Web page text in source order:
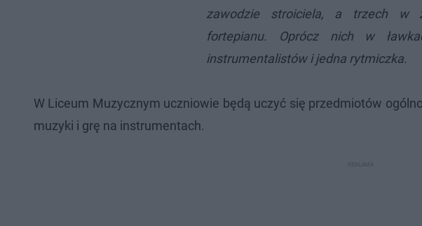
zawodzie stroiciela, a trzech w
fortepianu. Oprócz nich w
instrumentalistów i jedna rytmiczka.
W Liceum Muzycznym uczniowie będą uczyć się przedmiotów
muzyki i grę na instrumentach.